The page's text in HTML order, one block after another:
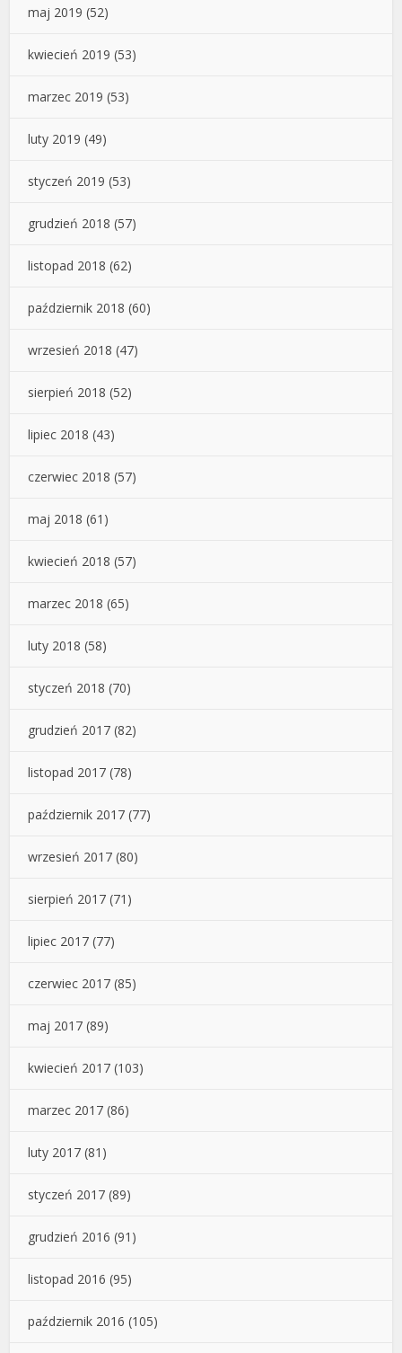
maj 2019 (52)
kwiecień 2019 (53)
marzec 2019 (53)
luty 2019 (49)
styczeń 2019 (53)
grudzień 2018 (57)
listopad 2018 (62)
październik 2018 (60)
wrzesień 2018 (47)
sierpień 2018 (52)
lipiec 2018 (43)
czerwiec 2018 (57)
maj 2018 (61)
kwiecień 2018 (57)
marzec 2018 (65)
luty 2018 (58)
styczeń 2018 (70)
grudzień 2017 (82)
listopad 2017 (78)
październik 2017 (77)
wrzesień 2017 (80)
sierpień 2017 (71)
lipiec 2017 (77)
czerwiec 2017 (85)
maj 2017 (89)
kwiecień 2017 (103)
marzec 2017 (86)
luty 2017 (81)
styczeń 2017 (89)
grudzień 2016 (91)
listopad 2016 (95)
październik 2016 (105)